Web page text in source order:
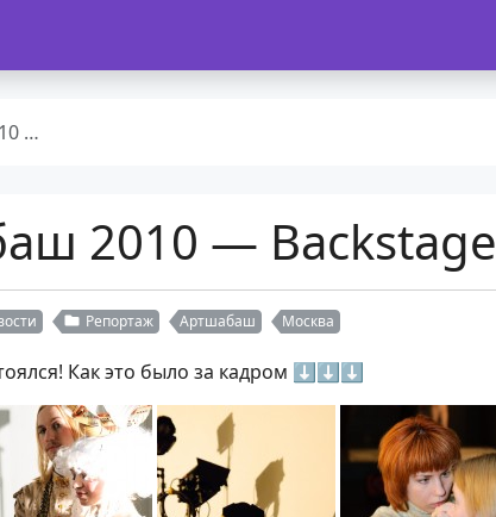
2010 — Backstage
Репортаж Артшабаш Москва
Как это было за кадром ⬇⬇⬇